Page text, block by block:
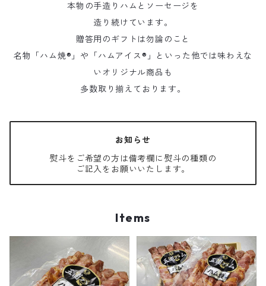
本物の手造りハムとソーセージを
造り続けています。
贈答用のギフトは勿論のこと
名物「ハム焼®」や「ハムアイス®」といった他では味わえな
いオリジナル商品も
多数取り揃えております。
お知らせ
熨斗をご希望の方は備考欄に熨斗の種類の
ご記入をお願いいたします。
Items